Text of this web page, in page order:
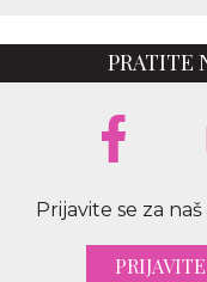
PRATITE
Prijavite se za